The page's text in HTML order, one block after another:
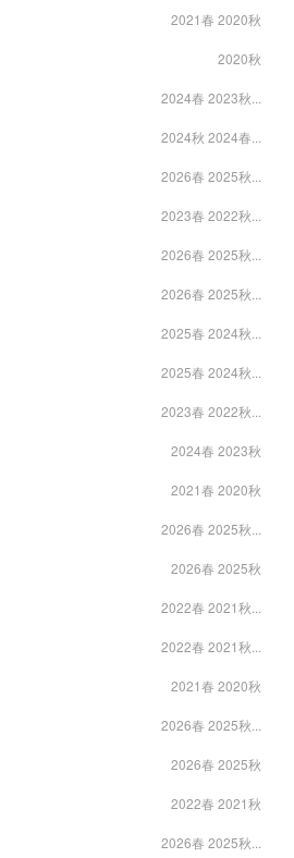
2021春 2020秋
2020秋
2024春 2023秋...
2024秋 2024春...
2026春 2025秋...
2023春 2022秋...
2026春 2025秋...
2026春 2025秋...
2025春 2024秋...
2025春 2024秋...
2023春 2022秋...
2024春 2023秋
2021春 2020秋
2026春 2025秋...
2026春 2025秋
2022春 2021秋...
2022春 2021秋...
2021春 2020秋
2026春 2025秋...
2026春 2025秋
2022春 2021秋
2026春 2025秋...